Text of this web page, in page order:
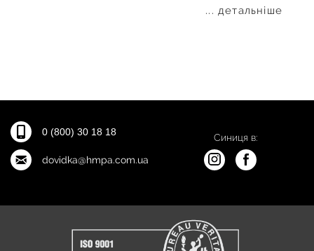
... детальніше
0 (800) 30 18 18
dovidka@hmpa.com.ua
Синиця в: